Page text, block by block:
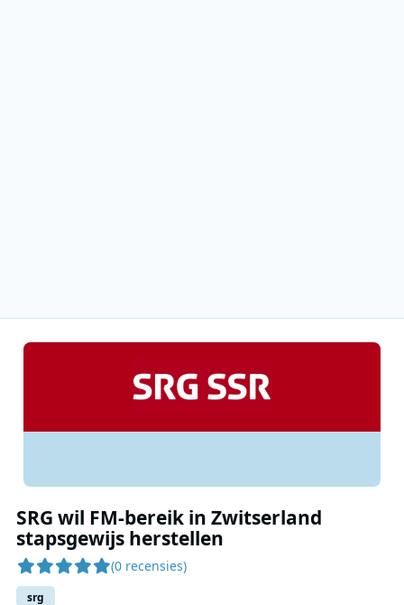
SRG wil FM-bereik in Zwitserland
stapsgewijs herstellen
(0 recensies)
srg